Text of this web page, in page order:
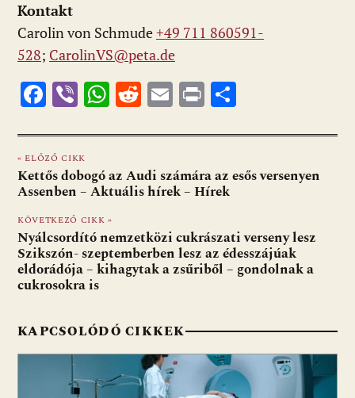
Kontakt
Carolin von Schmude+49 711 860591-
528; CarolinVS@peta.de
F
e
b
o
o
k
Vi
er
W
at
s
A
p
p
R
d
di
t
E
ai
l
Pr
t za
m
« ELŐZŐ CIKK
Kettős dobogó az Audi számára az esős versenyen
Assenben – Aktuális hírek – Hírek
KÖVETKEZŐ CIKK »
Nyálcsordító nemzetközi cukrászati verseny lesz
Szikszón- szeptemberben lesz az édesszájúak
eldorádója – kihagytak a zsűriből – gondolnak a
cukrosokra is
KAPCSOLÓDÓ CIKKEK